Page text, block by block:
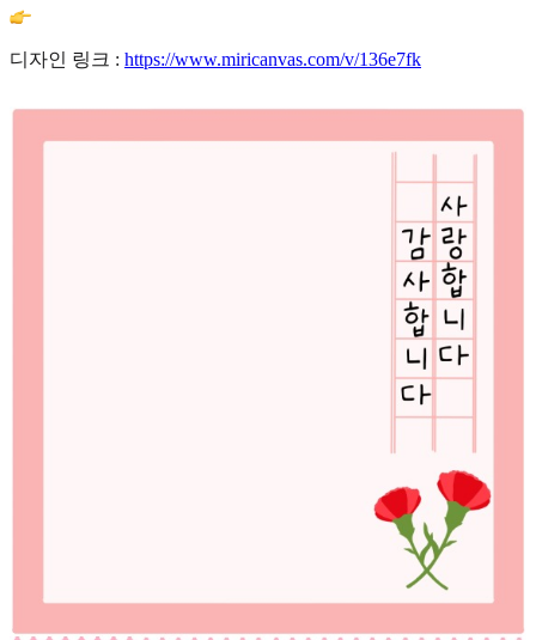
디자인 링크 : https://www.miricanvas.com/v/136e7fk